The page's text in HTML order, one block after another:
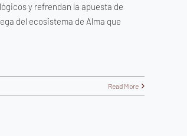
y refrendan la apuesta de
del ecosistema de Alma que
Read More